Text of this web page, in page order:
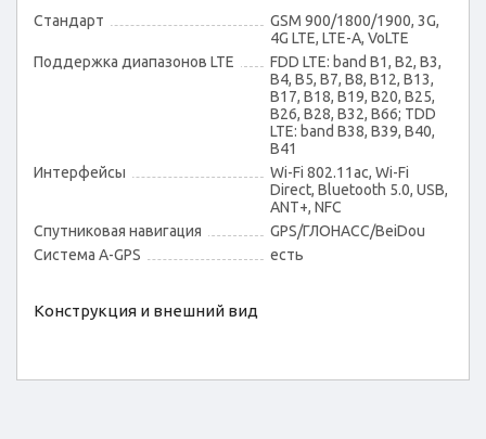
Стандарт
GSM 900/1800/1900, 3G,
4G LTE, LTE-A, VoLTE
Поддержка диапазонов LTE
FDD LTE: band B1, B2, B3,
B4, B5, B7, B8, B12, B13,
B17, B18, B19, B20, B25,
B26, B28, B32, B66; TDD
LTE: band B38, B39, B40,
B41
Интерфейсы
Wi-Fi 802.11ac, Wi-Fi
Direct, Bluetooth 5.0, USB,
ANT+, NFC
Спутниковая навигация
GPS/ГЛОНАСС/BeiDou
Cистема A-GPS
есть
Конструкция и внешний вид